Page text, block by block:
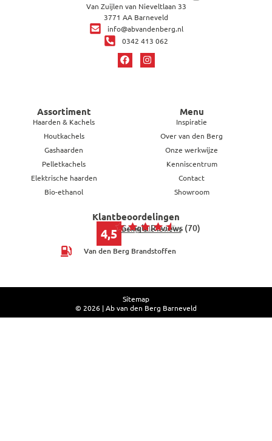
Van Zuijlen van Nieveltlaan 33
3771 AA Barneveld
info@abvandenberg.nl
0342 413 062
Assortiment
Haarden & Kachels
Houtkachels
Gashaarden
Pelletkachels
Elektrische haarden
Bio-ethanol
Menu
Inspiratie
Over van den Berg
Onze werkwijze
Kenniscentrum
Contact
Showroom
Klantbeoordelingen
4,5 Google Reviews (70)
Bekijk alle reviews
Van den Berg Brandstoffen
© 2026 | Ab van den Berg Barneveld
Sitemap